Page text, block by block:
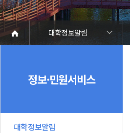
대학정보알림
대학정보알림
정보공개
정보서비스안내
온라인민원센터
청렴행정
갑질신고센터
유실물 센터
SEOULTECH광장
정보·민원서비스
대학정보알림